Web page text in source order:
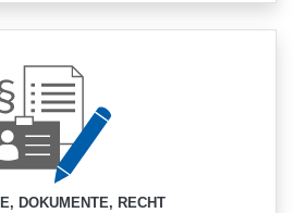
DOKUMENTE, RECHT